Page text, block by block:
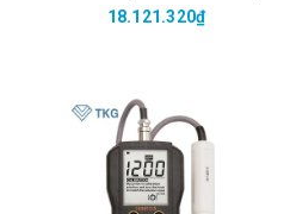
độ thang cao)
18.121.320₫